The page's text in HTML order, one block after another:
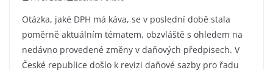
Otázka, jaké DPH má káva, se v poslední době stala
poměrně aktuálním tématem, obzvláště s ohledem na
nedávno provedené změny v daňových předpisech. V
České republice došlo k revizi daňové sazby pro řadu